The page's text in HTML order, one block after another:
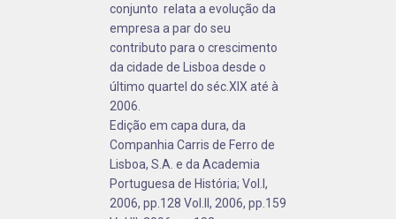
conjunto relata a evolução da
empresa a par do seu
contributo para o crescimento
da cidade de Lisboa desde o
último quartel do séc.XIX até à
2006.
Edição em capa dura, da
Companhia Carris de Ferro de
Lisboa, S.A. e da Academia
Portuguesa de História; Vol.I,
2006, pp.128 Vol.II, 2006, pp.159